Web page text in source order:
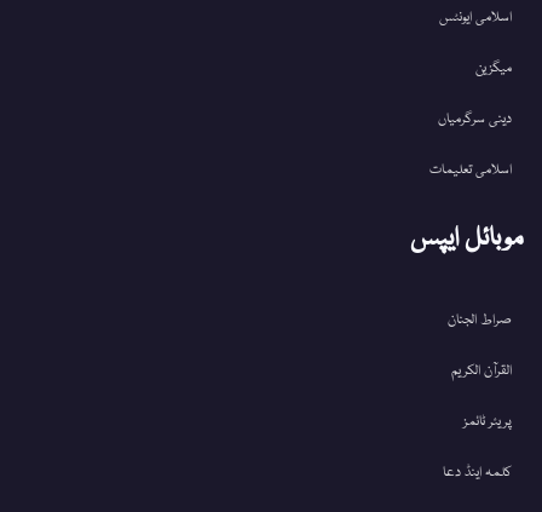
اسلامی ایونٹس
میگزین
دینی سرگرمیاں
اسلامی تعلیمات
موبائل ایپس
صراط الجنان
القرآن الکریم
پریئر ٹائمز
کلمہ اینڈ دعا